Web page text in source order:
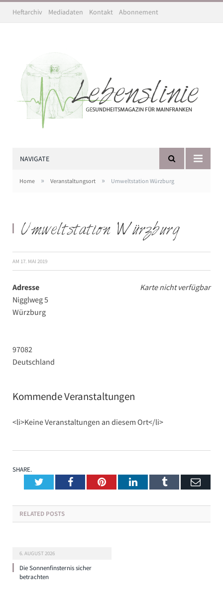
Heftarchiv Mediadaten Kontakt Abonnement
NAVIGATE
Home » Veranstaltungsort » Umweltstation Würzburg
Umweltstation Würzburg
AM 17. MAI 2019
Karte nicht verfügbar
Adresse
Nigglweg 5
Würzburg
97082
Deutschland
Kommende Veranstaltungen
<li>Keine Veranstaltungen an diesem Ort</li>
SHARE.
TwitterFacebookPinterestLinkedInTumblr
RELATED POSTS
6. AUGUST 2026
Die Sonnenfinsternis sicher
betrachten